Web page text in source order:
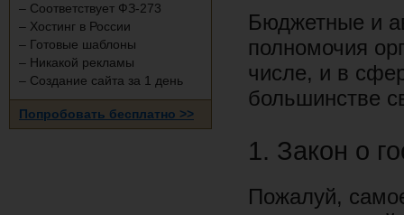
– Соответствует ФЗ-273
– Хостинг в России
– Готовые шаблоны
– Никакой рекламы
– Создание сайта за 1 день
Попробовать бесплатно >>
Бюджетные и
полномочия
числе, и в
большинстве
1. Закон о
Пожалуй,